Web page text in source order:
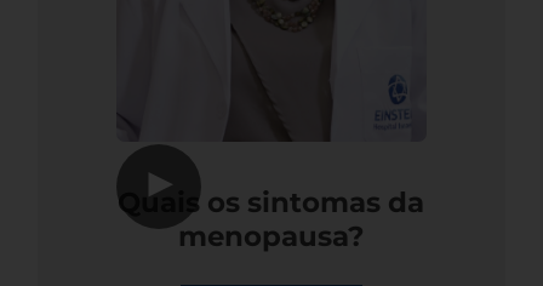
▶
Quais os sintomas da
menopausa?